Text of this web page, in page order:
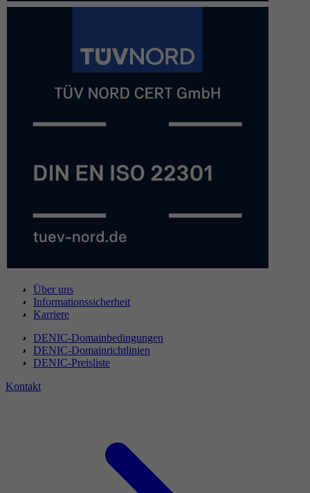
Über uns
Informationssicherheit
Karriere
DENIC-Domainbedingungen
DENIC-Domainrichtlinien
DENIC-Preisliste
Kontakt